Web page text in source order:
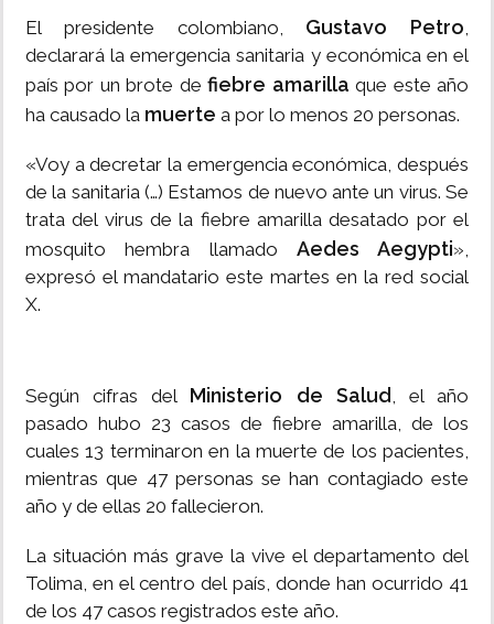
El presidente colombiano, Gustavo Petro,
declarará la emergencia sanitaria y económica en el
país por un brote defiebre amarilla que este año
ha causado la muerte a por lo menos 20 personas.
«Voy a decretar la emergencia económica, después
de la sanitaria (…) Estamos de nuevo ante un virus. Se
trata del virus de la fiebre amarilla desatado por el
mosquito hembra llamado Aedes Aegypti»,
expresó el mandatario este martes en la red social
X.
Según cifras del Ministerio de Salud , el año
pasado hubo 23 casos de fiebre amarilla, de los
cuales 13 terminaron en la muerte de los pacientes,
mientras que 47 personas se han contagiado este
año y de ellas 20 fallecieron.
La situación más grave la vive el departamento del
Tolima, en el centro del país, donde han ocurrido 41
de los 47 casos registrados este año.